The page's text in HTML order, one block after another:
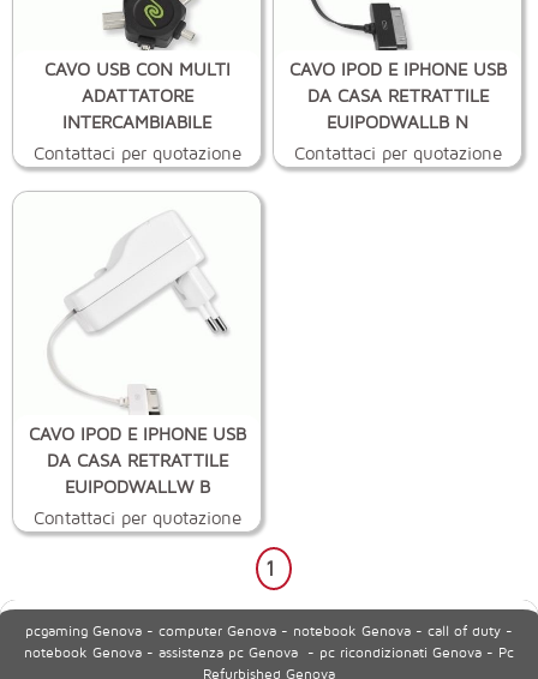
CAVO USB CON MULTI
ADATTATORE
INTERCAMBIABILE
RETRATTIL
Contattaci per quotazione
CAVO IPOD E IPHONE USB
DA CASA RETRATTILE
EUIPODWALLB N
Contattaci per quotazione
CAVO IPOD E IPHONE USB
DA CASA RETRATTILE
EUIPODWALLW B
Contattaci per quotazione
1
pcgaming Genova - computer Genova - notebook Genova - call of duty -
notebook Genova - assistenza pc Genova - pc ricondizionati Genova - Pc
Refurbished Genova